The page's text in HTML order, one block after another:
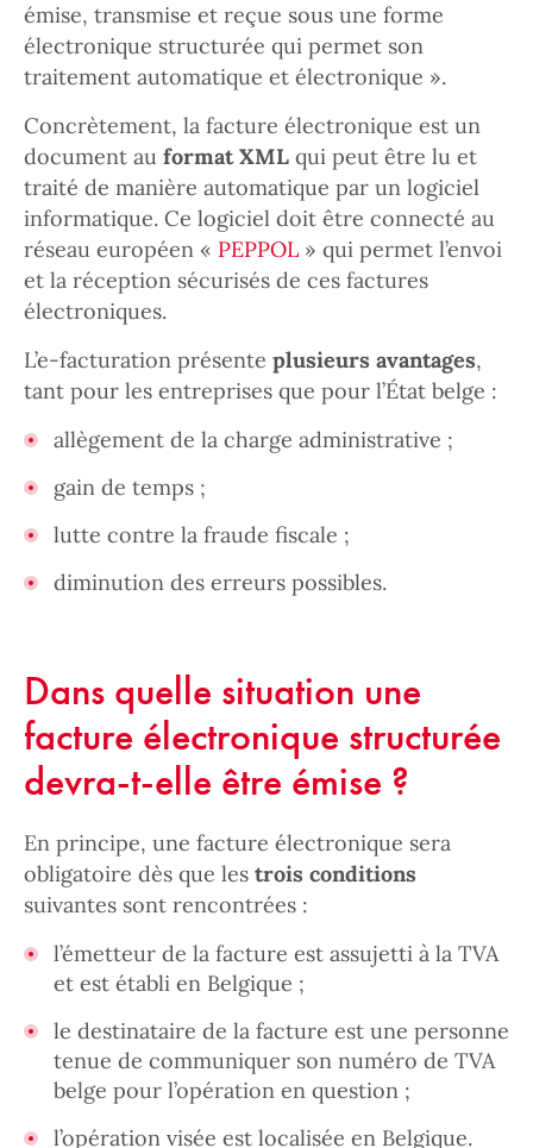
émise, transmise et reçue sous une forme
électronique structurée qui permet son
traitement automatique et électronique ».
Concrètement, la facture électronique est un
document au format XML qui peut être lu et
traité de manière automatique par un logiciel
informatique. Ce logiciel doit être connecté au
réseau européen « PEPPOL » qui permet l’envoi
et la réception sécurisés de ces factures
électroniques.
L’e-facturation présente plusieurs avantages,
tant pour les entreprises que pour l’État belge :
allègement de la charge administrative ;
gain de temps ;
lutte contre la fraude fiscale ;
diminution des erreurs possibles.
Dans quelle situation une
facture électronique structurée
devra-t-elle être émise ?
En principe, une facture électronique sera
obligatoire dès que les trois conditions
suivantes sont rencontrées :
l’émetteur de la facture est assujetti à la TVA
et est établi en Belgique ;
le destinataire de la facture est une personne
tenue de communiquer son numéro de TVA
belge pour l’opération en question ;
l’opération visée est localisée en Belgique.